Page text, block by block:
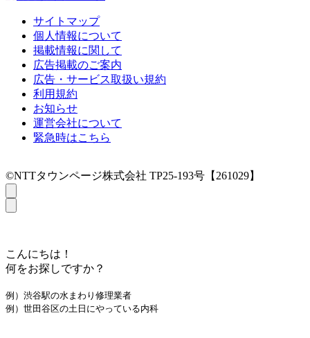
サイトマップ
個人情報について
掲載情報に関して
広告掲載のご案内
広告・サービス取扱い規約
利用規約
お知らせ
運営会社について
緊急時はこちら
©NTTタウンページ株式会社 TP25-193号【261029】
こんにちは！
何をお探しですか？
例）渋谷駅の水まわり修理業者
例）世田谷区の土日にやっている内科